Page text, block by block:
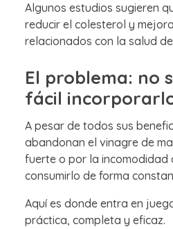
Algunos estudios sugieren
reducir el colesterol y
relacionados con la salud
El problema: no
fácil
A pesar de todos sus
abandonan el vinagre de
fuerte o por la incomodidad
consumirlo de forma
Aquí es donde entra en
práctica, completa y eficaz.